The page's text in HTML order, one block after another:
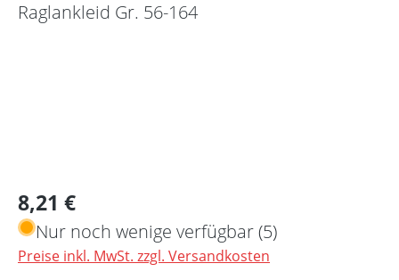
Regulärer Preis:
8,21 €
Nur noch wenige verfügbar (5)
Preise inkl. MwSt. zzgl. Versandkosten